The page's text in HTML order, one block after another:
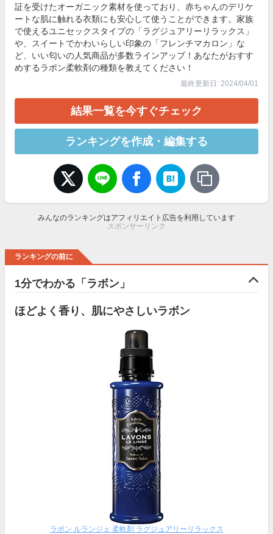
証を受けたオーガニック素材を使っており、赤ちゃんのデリケ
ートな肌に触れる衣類にも安心して使うことができます。家族
で使えるユニセックスタイプの「ラグジュアリーリラックス」
や、スイートでかわいらしい印象の「フレンチマカロン」な
ど、いい匂いの人気商品が多数ラインアップ！あなたがおすす
めするラボン柔軟剤の種類を教えてください！
最終更新日: 2024/04/01
結果一覧を今すぐチェック
ランキングを作成・編集する
みんなのランキングはアフィリエイト広告を利用しています
スポンサーリンク
ランキングの前に
1分でわかる「ラボン」
ほどよく香り、肌にやさしいラボン
ラボン ルランジェ 柔軟剤 ラグジュアリーリラックス